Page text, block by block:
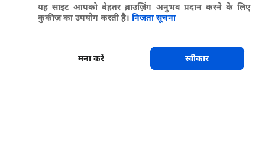
यह साइट आपको बेहतर ब्राउज़िंग अनुभव प्रदान करने के लिए
कुकीज़ का उपयोग करती है। निजता सूचना
मना करें स्वीकार